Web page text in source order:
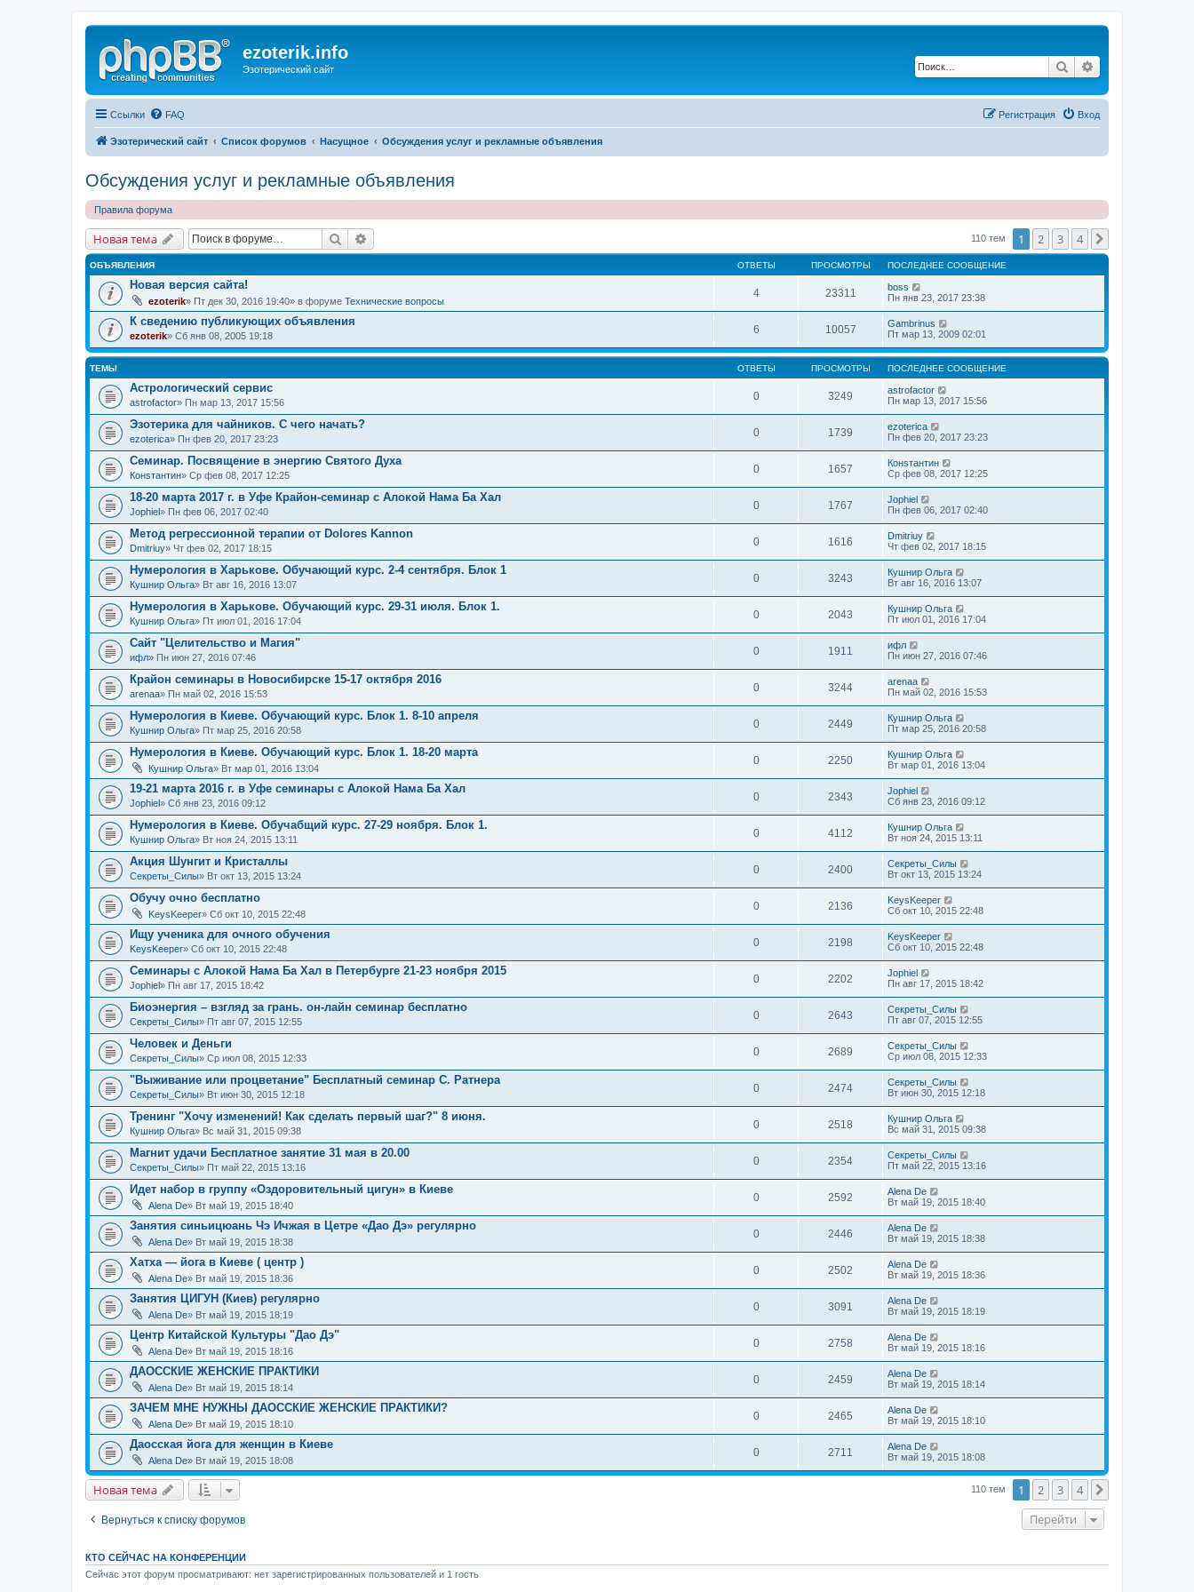
ezoterik.info
Эзотерический сайт Поиск
Ссылки FAQ Вход
Регистрация
Эзотерический сайт Список форумов Насущное Обсуждения услуг и рекламные объявления
Обсуждения услуг и рекламные объявления
Правила форума
Новая тема Поиск 110 тем 1 2 3 4
ОБЪЯВЛЕНИЯ ОТВЕТЫ ПРОСМОТРЫ ПОСЛЕДНЕЕ СООБЩЕНИЕ
Новая версия сайта!
ezoterik» Пт дек 30, 2016 19:40» в форуме Технические вопросы
4 23311
boss
Пн янв 23, 2017 23:38
К сведению публикующих объявления
ezoterik» Сб янв 08, 2005 19:18
6 10057
Gambrinus
Пт мар 13, 2009 02:01
ТЕМЫ ОТВЕТЫ ПРОСМОТРЫ ПОСЛЕДНЕЕ СООБЩЕНИЕ
Астрологический сервис
astrofactor» Пн мар 13, 2017 15:56
0 3249
astrofactor
Пн мар 13, 2017 15:56
Эзотерика для чайников. С чего начать?
ezoterica» Пн фев 20, 2017 23:23
0 1739
ezoterica
Пн фев 20, 2017 23:23
Семинар. Посвящение в энергию Святого Духа
Конsтантин» Ср фев 08, 2017 12:25
0 1657
Конsтантин
Ср фев 08, 2017 12:25
18-20 марта 2017 г. в Уфе Крайон-семинар с Алокой Нама Ба Хал
Jophiel» Пн фев 06, 2017 02:40
0 1767
Jophiel
Пн фев 06, 2017 02:40
Метод регрессионной терапии от Dolores Kannon
Dmitriuy» Чт фев 02, 2017 18:15
0 1616
Dmitriuy
Чт фев 02, 2017 18:15
Нумерология в Харькове. Обучающий курс. 2-4 сентября. Блок 1
Кушнир Ольга» Вт авг 16, 2016 13:07
0 3243
Кушнир Ольга
Вт авг 16, 2016 13:07
Нумерология в Харькове. Обучающий курс. 29-31 июля. Блок 1.
Кушнир Ольга» Пт июл 01, 2016 17:04
0 2043
Кушнир Ольга
Пт июл 01, 2016 17:04
Сайт "Целительство и Магия"
ифл» Пн июн 27, 2016 07:46
0 1911
ифл
Пн июн 27, 2016 07:46
Крайон семинары в Новосибирске 15-17 октября 2016
arenaa» Пн май 02, 2016 15:53
0 3244
arenaa
Пн май 02, 2016 15:53
Нумерология в Киеве. Обучающий курс. Блок 1. 8-10 апреля
Кушнир Ольга» Пт мар 25, 2016 20:58
0 2449
Кушнир Ольга
Пт мар 25, 2016 20:58
Нумерология в Киеве. Обучающий курс. Блок 1. 18-20 марта
Кушнир Ольга» Вт мар 01, 2016 13:04
0 2250
Кушнир Ольга
Вт мар 01, 2016 13:04
19-21 марта 2016 г. в Уфе семинары с Алокой Нама Ба Хал
Jophiel» Сб янв 23, 2016 09:12
0 2343
Jophiel
Сб янв 23, 2016 09:12
Нумерология в Киеве. Обучабщий курс. 27-29 ноября. Блок 1.
Кушнир Ольга» Вт ноя 24, 2015 13:11
0 4112
Кушнир Ольга
Вт ноя 24, 2015 13:11
Акция Шунгит и Кристаллы
Секреты_Силы» Вт окт 13, 2015 13:24
0 2400
Секреты_Силы
Вт окт 13, 2015 13:24
Обучу очно бесплатно
KeysKeeper» Сб окт 10, 2015 22:48
0 2136
KeysKeeper
Сб окт 10, 2015 22:48
Ищу ученика для очного обучения
KeysKeeper» Сб окт 10, 2015 22:48
0 2198
KeysKeeper
Сб окт 10, 2015 22:48
Семинары с Алокой Нама Ба Хал в Петербурге 21-23 ноября 2015
Jophiel» Пн авг 17, 2015 18:42
0 2202
Jophiel
Пн авг 17, 2015 18:42
Биоэнергия – взгляд за грань. он-лайн семинар бесплатно
Секреты_Силы» Пт авг 07, 2015 12:55
0 2643
Секреты_Силы
Пт авг 07, 2015 12:55
Человек и Деньги
Секреты_Силы» Ср июл 08, 2015 12:33
0 2689
Секреты_Силы
Ср июл 08, 2015 12:33
"Выживание или процветание" Бесплатный семинар С. Ратнера
Секреты_Силы» Вт июн 30, 2015 12:18
0 2474
Секреты_Силы
Вт июн 30, 2015 12:18
Тренинг "Хочу изменений! Как сделать первый шаг?" 8 июня.
Кушнир Ольга» Вс май 31, 2015 09:38
0 2518
Кушнир Ольга
Вс май 31, 2015 09:38
Магнит удачи Бесплатное занятие 31 мая в 20.00
Секреты_Силы» Пт май 22, 2015 13:16
0 2354
Секреты_Силы
Пт май 22, 2015 13:16
Идет набор в группу «Оздоровительный цигун» в Киеве
Alena De» Вт май 19, 2015 18:40
0 2592
Alena De
Вт май 19, 2015 18:40
Занятия синьицюань Чэ Ичжая в Цетре «Дао Дэ» регулярно
Alena De» Вт май 19, 2015 18:38
0 2446
Alena De
Вт май 19, 2015 18:38
Хатха — йога в Киеве ( центр )
Alena De» Вт май 19, 2015 18:36
0 2502
Alena De
Вт май 19, 2015 18:36
Занятия ЦИГУН (Киев) регулярно
Alena De» Вт май 19, 2015 18:19
0 3091
Alena De
Вт май 19, 2015 18:19
Центр Китайской Культуры "Дао Дэ"
Alena De» Вт май 19, 2015 18:16
0 2758
Alena De
Вт май 19, 2015 18:16
ДАОССКИЕ ЖЕНСКИЕ ПРАКТИКИ
Alena De» Вт май 19, 2015 18:14
0 2459
Alena De
Вт май 19, 2015 18:14
ЗАЧЕМ МНЕ НУЖНЫ ДАОССКИЕ ЖЕНСКИЕ ПРАКТИКИ?
Alena De» Вт май 19, 2015 18:10
0 2465
Alena De
Вт май 19, 2015 18:10
Даосская йога для женщин в Киеве
Alena De» Вт май 19, 2015 18:08
0 2711
Alena De
Вт май 19, 2015 18:08
Новая тема 110 тем 1 2 3 4
Вернуться к списку форумов Перейти
КТО СЕЙЧАС НА КОНФЕРЕНЦИИ
Сейчас этот форум просматривают: нет зарегистрированных пользователей и 1 гость